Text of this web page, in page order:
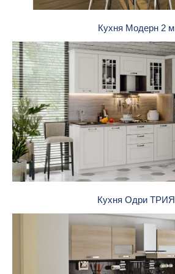
Кухня Модерн 2 м
Кухня Одри ТРИЯ